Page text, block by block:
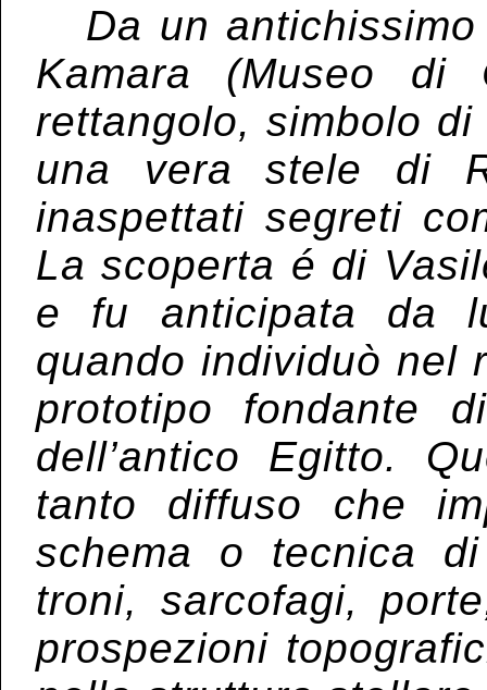
Da un
Kamara (Museo di
rettangolo, simbolo
una vera stele di
inaspettati segreti
La scoperta é di
e fu anticipata da
quando individuò nel
prototipo fondante
dell’antico Egitto.
tanto diffuso che
schema o tecnica
troni, sarcofagi,
prospezioni